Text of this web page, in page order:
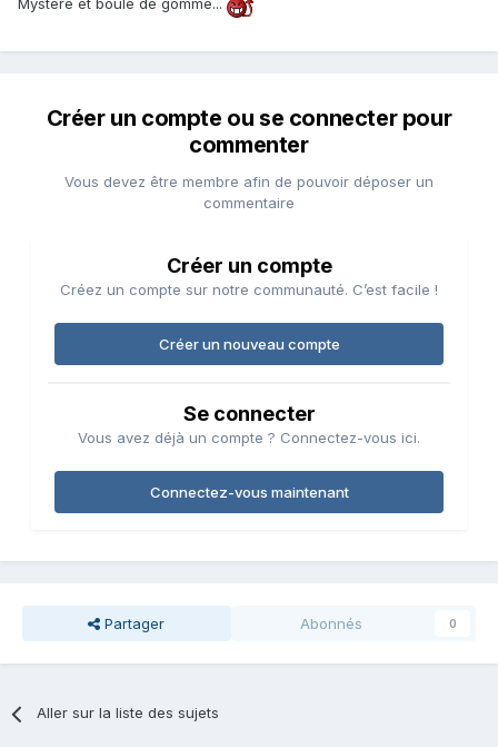
Mystère et boule de gomme...
Créer un compte ou se connecter pour
commenter
Vous devez être membre afin de pouvoir déposer un
commentaire
Créer un compte
Créez un compte sur notre communauté. C’est facile !
Créer un nouveau compte
Se connecter
Vous avez déjà un compte ? Connectez-vous ici.
Connectez-vous maintenant
Partager Abonnés 0
Aller sur la liste des sujets